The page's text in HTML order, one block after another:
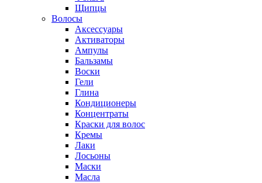
Щипцы
Волосы
Аксессуары
Активаторы
Ампулы
Бальзамы
Воски
Гели
Глина
Кондиционеры
Концентраты
Краски для волос
Кремы
Лаки
Лосьоны
Маски
Масла